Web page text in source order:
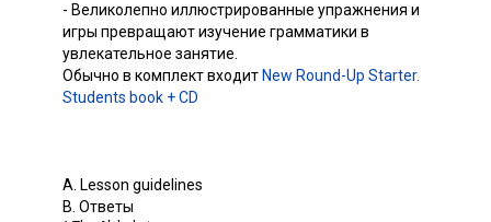
- Великолепно иллюстрированные упражнения и
игры превращают изучение грамматики в
увлекательное занятие.
Обычно в комплект входит New Round-Up Starter.
Students book + CD
A. Lesson guidelines
В. Ответы